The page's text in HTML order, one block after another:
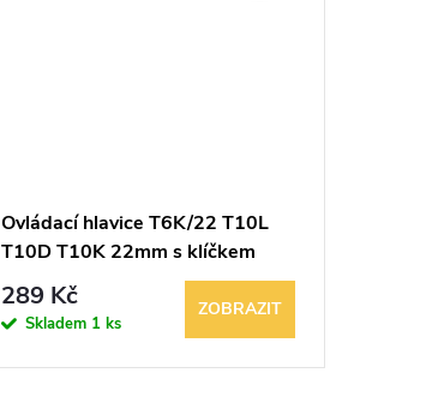
Ovládací hlavice T6K/22 T10L
T10D T10K 22mm s klíčkem
Elektropřístroj písek
289 Kč
Skladem 1 ks
ZOBRAZIT